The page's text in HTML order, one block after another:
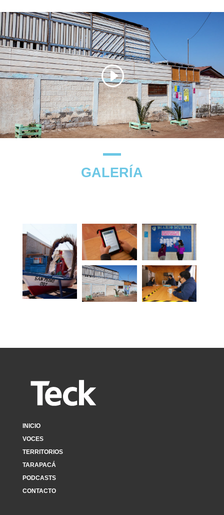
GALERÍA
INICIO
VOCES
TERRITORIOS
TARAPACÁ
PODCASTS
CONTACTO